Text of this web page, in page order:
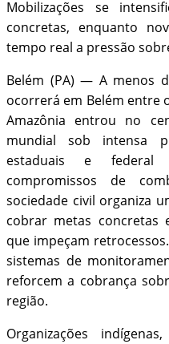
Mobilizações se
concretas, enquanto
tempo real a pressão
Belém (PA) — A menos
ocorrerá em Belém entre
Amazônia entrou no
mundial sob intensa
estaduais e federal
compromissos de
sociedade civil organiza
cobrar metas concretas
que impeçam
sistemas de
reforcem a cobrança
região.
Organizações